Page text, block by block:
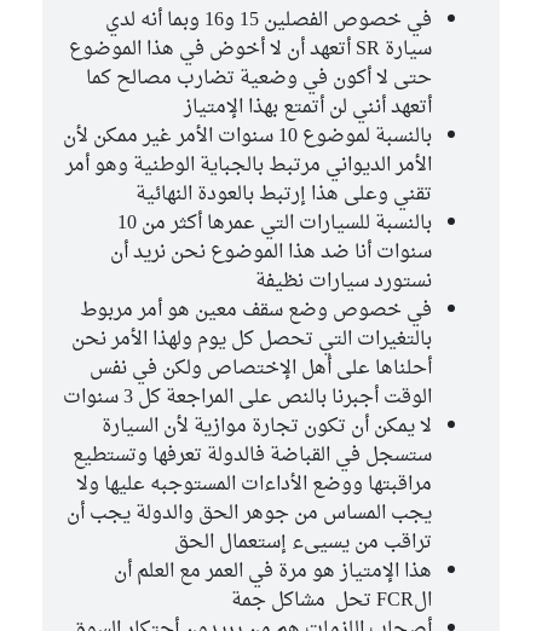
في خصوص الفصلين 15 و16 وبما أنه لدي
سيارة SR أتعهد أن لا أخوض في هذا الموضوع
حتى لا أكون في وضعية تضارب مصالح كما
أتعهد أنني لن أتمتع بهذا الإمتياز
بالنسبة لموضوع 10 سنوات الأمر غير ممكن لأن
الأمر الديواني مرتبط بالجباية الوطنية وهو أمر
تقني وعلى هذا إرتبط بالعودة النهائية
بالنسبة للسيارات التي عمرها أكثر من 10
سنوات أنا ضد هذا الموضوع نحن نريد أن
نستورد سيارات نظيفة
في خصوص وضع سقف معين هو أمر مربوط
بالتغيرات التي تحصل كل يوم ولهذا الأمر نحن
أحلناها على أهل الإختصاص ولكن في نفس
الوقت أجبرنا بالنص على المراجعة كل 3 سنوات
لا يمكن أن تكون تجارة موازية لأن السيارة
ستسجل في القباضة فالدولة تعرفها وتستطيع
مراقبتها ووضع الأداءات المستوجبه عليها ولا
يجب المساس من جوهر الحق والدولة يجب أن
تراقب من يسيىء إستعمال الحق
هذا الإمتياز هو مرة في العمر مع العلم أن
الFCR تحل مشاكل جمة